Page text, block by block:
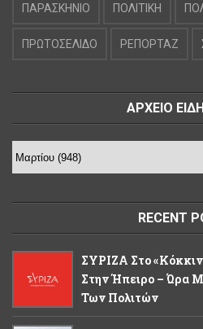
ΠΑΡΑΣΚΗΝΙΟ ΠΟΛΙΤΙΚΗ
ΠΡΩΤΟΣΕΛΙΔΟ ΡΕΠΟΡΤΑΖ
ΑΡΧΕΙΟ
RECENT
ΣΥΡΙΖΑ Στο
Στην Ήπειρο – Ώρα
Των Πολιτών